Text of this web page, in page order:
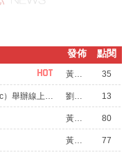
發佈 點閱
黃鵬仁 35
外語能力測驗-基礎級（FLPT-Basic）舉辦線上說明會 劉昱萱 13
黃鵬仁 80
黃鵬仁 77